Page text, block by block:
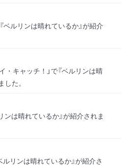
ベルリンは晴れているか』が紹介
・キャッチ！」で『ベルリンは晴
した。
ンは晴れているか』が紹介されま
ルリンは晴れているか』が紹介さ